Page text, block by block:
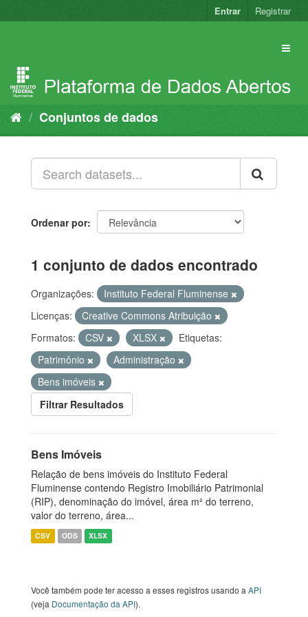
para
Entrar Registrar
Conjuntos de dados
Ordenar por
1 conjunto de dados encontrado
Organizações:
Instituto Federal Fluminense
Licenças:
Creative Commons Atribuição
Formatos:
CSV XLSX
Etiquetas:
Patrimônio
Administração
Bens imóveis
Filtrar Resultados
Bens Imóveis
Relação de bens imóveis do Instituto Federal
Fluminense contendo Registro Imobiliário Patrimonial
(RIP), denominação do imóvel, área m² do terreno,
valor do terreno, área...
CSV ODS XLSX
Você também pode ter acesso a esses registros usando aAPI
(veja Documentação da API).